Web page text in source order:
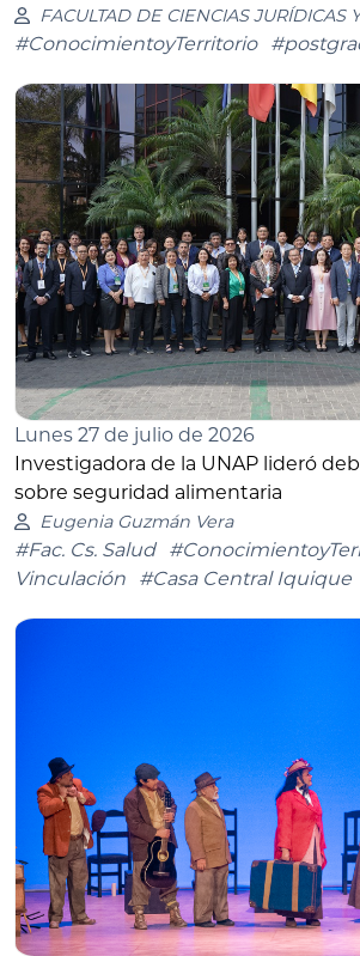
FACULTAD DE CIENCIAS JURÍDICAS
#ConocimientoyTerritorio
Lunes 27 de julio de 2026
Investigadora de la UNAP lideró
sobre seguridad alimentaria
Eugenia Guzmán Vera
#Fac. Cs. Salud
Vinculación
#Casa Central Iquique